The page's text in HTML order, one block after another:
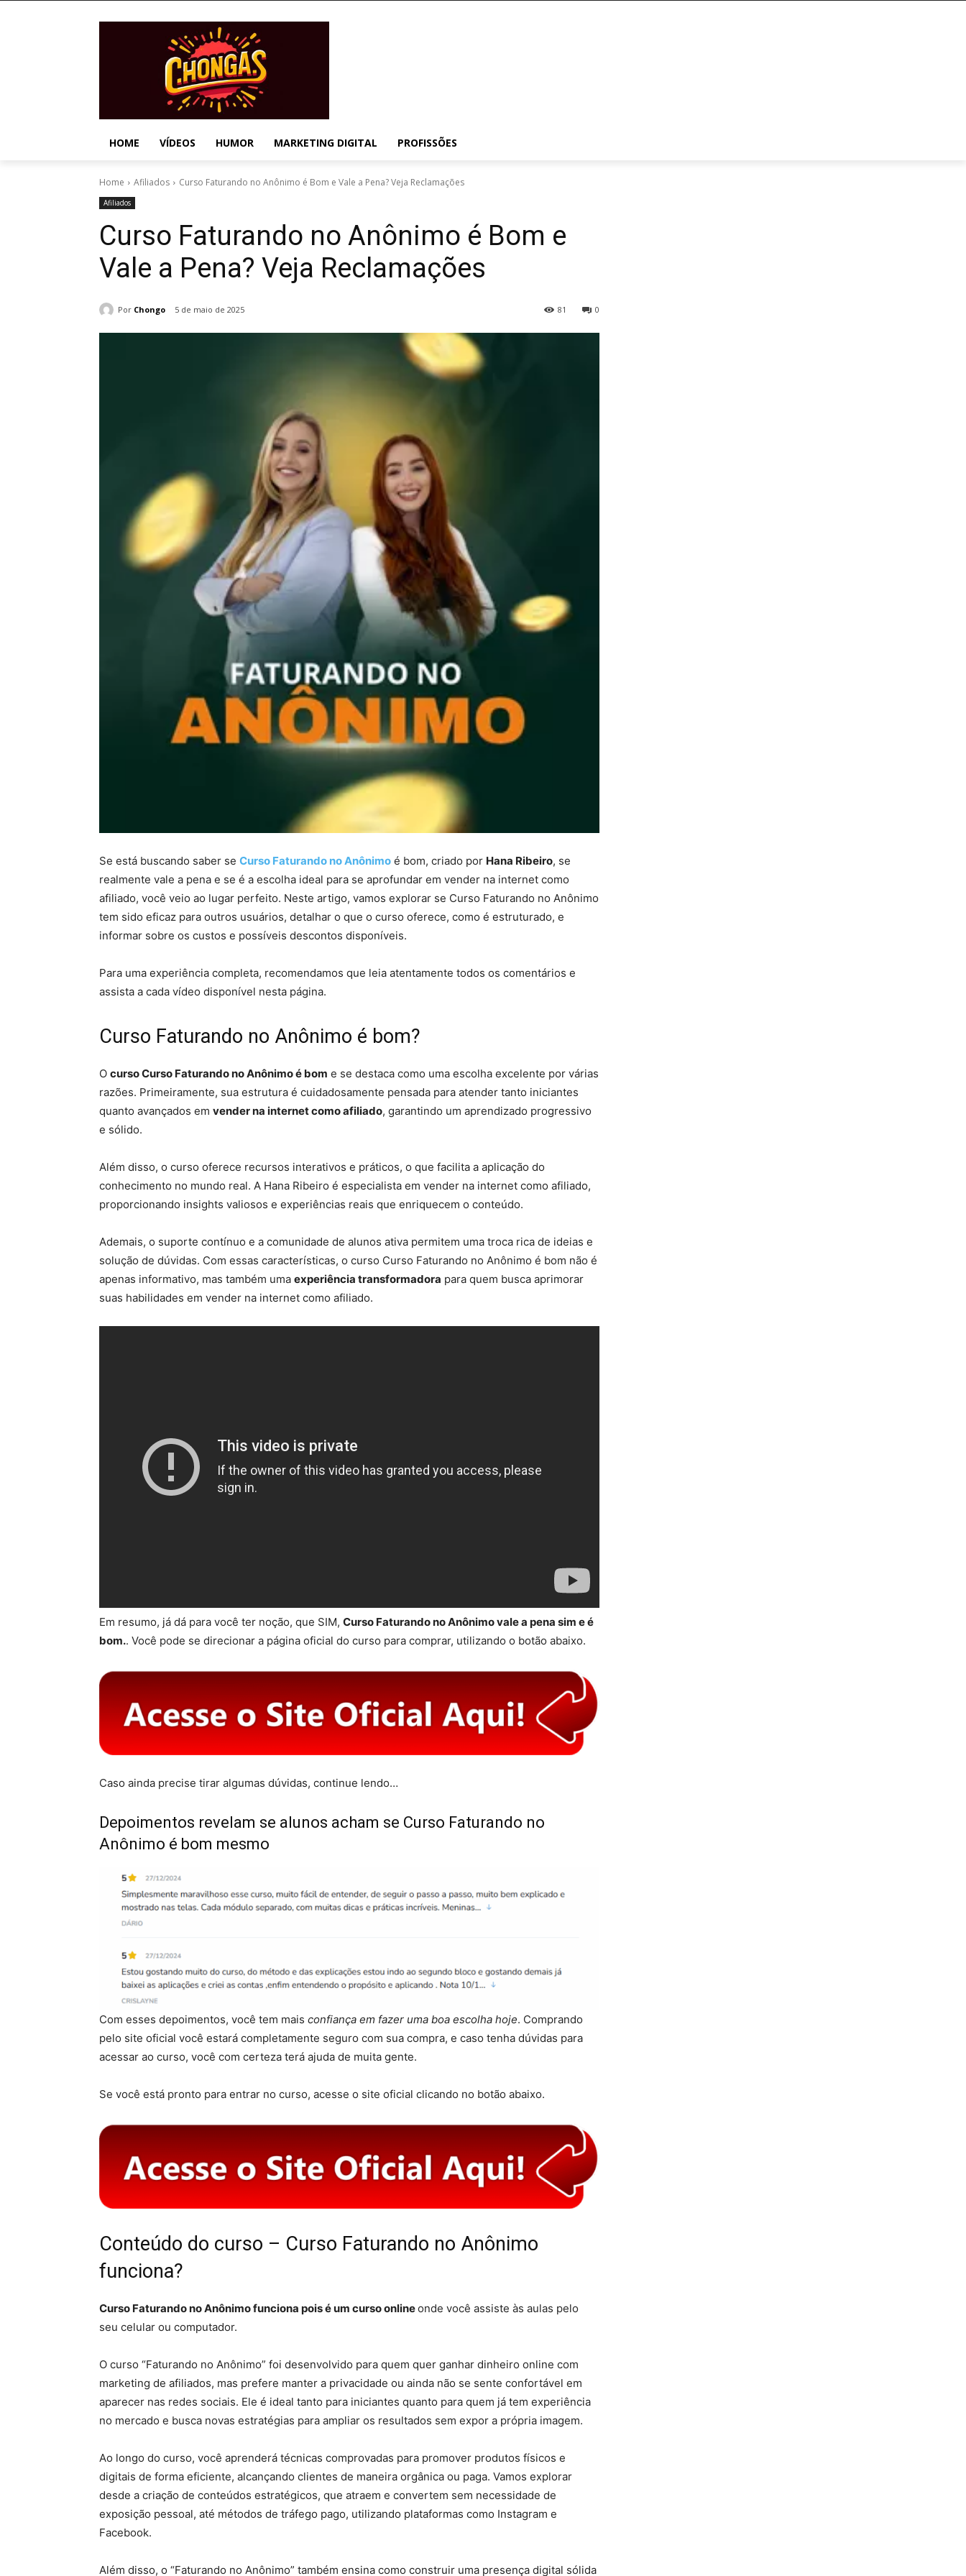
HOME VÍDEOS HUMOR MARKETING DIGITAL PROFISSÕES
Home Afiliados Curso Faturando no Anônimo é Bom e Vale a Pena? Veja Reclamações
Afiliados
Curso Faturando no Anônimo é Bom e
Vale a Pena? Veja Reclamações
Por Chongo 5 de maio de 2025 0
81
Se está buscando saber se Curso Faturando no Anônimo é bom, criado por Hana Ribeiro, se
realmente vale a pena e se é a escolha ideal para se aprofundar em vender na internet como
afiliado, você veio ao lugar perfeito. Neste artigo, vamos explorar se Curso Faturando no Anônimo
tem sido eficaz para outros usuários, detalhar o que o curso oferece, como é estruturado, e
informar sobre os custos e possíveis descontos disponíveis.
Para uma experiência completa, recomendamos que leia atentamente todos os comentários e
assista a cada vídeo disponível nesta página.
Curso Faturando no Anônimo é bom?
O curso Curso Faturando no Anônimo é bom e se destaca como uma escolha excelente por várias
razões. Primeiramente, sua estrutura é cuidadosamente pensada para atender tanto iniciantes
quanto avançados em vender na internet como afiliado, garantindo um aprendizado progressivo
e sólido.
Além disso, o curso oferece recursos interativos e práticos, o que facilita a aplicação do
conhecimento no mundo real. A Hana Ribeiro é especialista em vender na internet como afiliado,
proporcionando insights valiosos e experiências reais que enriquecem o conteúdo.
Ademais, o suporte contínuo e a comunidade de alunos ativa permitem uma troca rica de ideias e
solução de dúvidas. Com essas características, o curso Curso Faturando no Anônimo é bom não é
apenas informativo, mas também uma experiência transformadora para quem busca aprimorar
suas habilidades em vender na internet como afiliado.
Em resumo, já dá para você ter noção, que SIM, Curso Faturando no Anônimo vale a pena sim e é
bom.. Você pode se direcionar a página oficial do curso para comprar, utilizando o botão abaixo.
Caso ainda precise tirar algumas dúvidas, continue lendo…
Depoimentos revelam se alunos acham se Curso Faturando no
Anônimo é bom mesmo
Com esses depoimentos, você tem mais confiança em fazer uma boa escolha hoje. Comprando
pelo site oficial você estará completamente seguro com sua compra, e caso tenha dúvidas para
acessar ao curso, você com certeza terá ajuda de muita gente.
Se você está pronto para entrar no curso, acesse o site oficial clicando no botão abaixo.
Conteúdo do curso – Curso Faturando no Anônimo
funciona?
Curso Faturando no Anônimo funciona pois é um curso onlineonde você assiste às aulas pelo
seu celular ou computador.
O curso “Faturando no Anônimo” foi desenvolvido para quem quer ganhar dinheiro online com
marketing de afiliados, mas prefere manter a privacidade ou ainda não se sente confortável em
aparecer nas redes sociais. Ele é ideal tanto para iniciantes quanto para quem já tem experiência
no mercado e busca novas estratégias para ampliar os resultados sem expor a própria imagem.
Ao longo do curso, você aprenderá técnicas comprovadas para promover produtos físicos e
digitais de forma eficiente, alcançando clientes de maneira orgânica ou paga. Vamos explorar
desde a criação de conteúdos estratégicos, que atraem e convertem sem necessidade de
exposição pessoal, até métodos de tráfego pago, utilizando plataformas como Instagram e
Facebook.
Além disso, o “Faturando no Anônimo” também ensina como construir uma presença digital sólida